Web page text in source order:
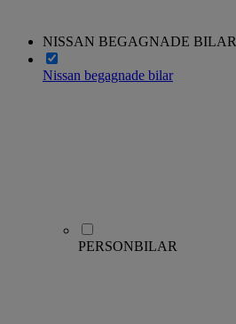
NISSAN BEGAGNADE BILAR
Nissan begagnade bilar
PERSONBILAR